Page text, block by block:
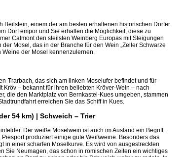
Beilstein, einem der am besten erhaltenen historischen Dörfer
Dorf empor und Sie erhalten die Möglichkeit, diese zu
Calmont den steilsten Weinberg Europas mit Steigungen
Mosel, das in der Branche für den Wein „Zeller Schwarze
Weine der Mosel kennenzulernen.
Trarbach, das sich am linken Moselufer befindet und für
– bekannt für ihren beliebten Kröver-Wein – nach
die den Marktplatz von Bernkastel-Kues umgeben, stammen
erreichen Sie das Schiff in Kues.
54 km) | Schweich – Trier
Der weiße Moselwein ist auch im Ausland ein Begriff.
produziert einige gute Weißweine. Besonders das
in einer scharfen Moselkurve. Es wird von ausgestreckten
Sie Neumagen, das schon in römischen Zeiten ein wichtiges